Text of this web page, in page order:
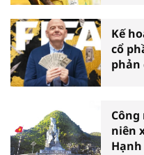
Kế
cổ
phản
niên